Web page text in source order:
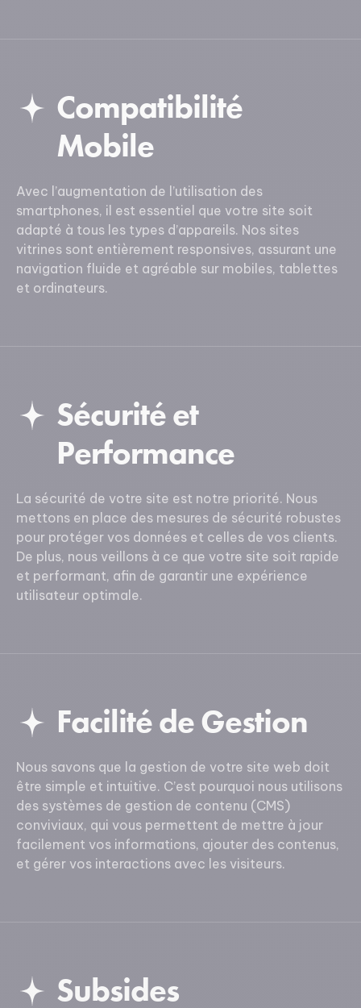
Compatibilité
Mobile
Avec l’augmentation de l’utilisation des
smartphones, il est essentiel que votre site soit
adapté à tous les types d’appareils. Nos sites
vitrines sont entièrement responsives, assurant une
navigation fluide et agréable sur mobiles, tablettes
et ordinateurs.
Sécurité et
Performance
La sécurité de votre site est notre priorité. Nous
mettons en place des mesures de sécurité robustes
pour protéger vos données et celles de vos clients.
De plus, nous veillons à ce que votre site soit rapide
et performant, afin de garantir une expérience
utilisateur optimale.
Facilité de Gestion
Nous savons que la gestion de votre site web doit
être simple et intuitive. C’est pourquoi nous utilisons
des systèmes de gestion de contenu (CMS)
conviviaux, qui vous permettent de mettre à jour
facilement vos informations, ajouter des contenus,
et gérer vos interactions avec les visiteurs.
Subsides